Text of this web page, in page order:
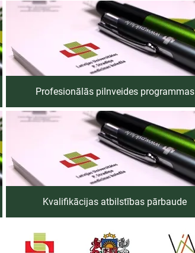
Profesionālās pilnveides programmas
Kvalifikācijas atbilstības pārbaude